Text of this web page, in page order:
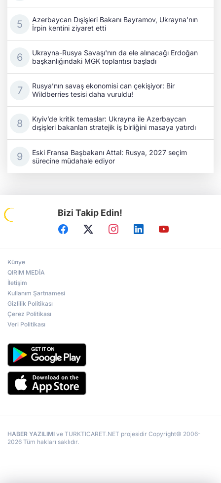
Azerbaycan Dışişleri Bakanı Bayramov, Ukrayna'nın
İrpin kentini ziyaret etti
Ukrayna-Rusya Savaşı'nın da ele alınacağı Erdoğan
başkanlığındaki MGK toplantısı başladı
Rusya’nın savaş ekonomisi can çekişiyor: Bir
Wildberries tesisi daha vuruldu!
Kıyiv’de kritik temaslar: Ukrayna ile Azerbaycan
dışişleri bakanları stratejik iş birliğini masaya yatırdı
Eski Fransa Başbakanı Attal: Rusya, 2027 seçim
sürecine müdahale ediyor
Bizi Takip Edin!
Künye
QIRIM MEDİA
İletişim
Kullanım Şartnamesi
Gizlilik Politikası
Çerez Politikası
Veri Politikası
HABER YAZILIMI ve TURKTICARET.NET projesidir Copyright© 2006-
2026 Tüm hakları saklıdır.